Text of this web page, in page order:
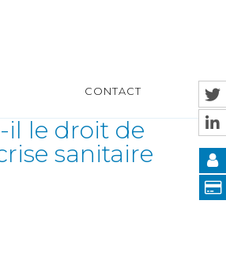
CONTACT
il le droit de
sanitaire